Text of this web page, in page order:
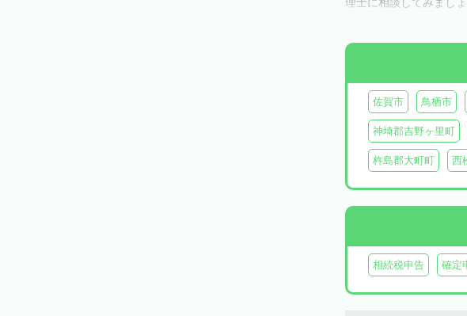
佐賀市 鳥栖市
神埼郡吉野ヶ里町
杵島郡大町町 西
相続税申告 確定